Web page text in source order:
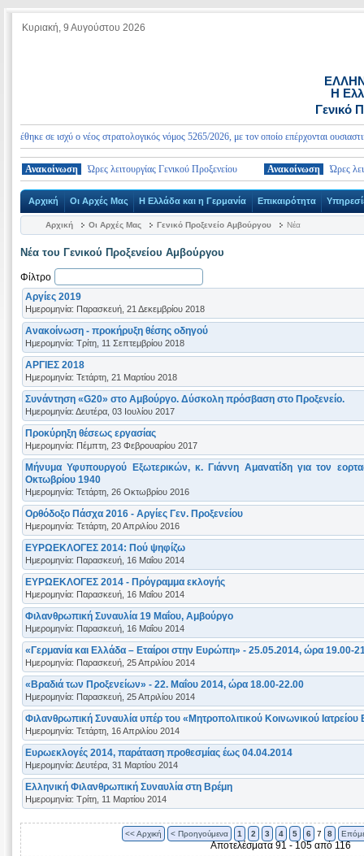
Κυριακή, 9 Αυγούστου 2026
Η
Γενικό
σε ισχύ ο νέος στρατολογικός νόμος 5265/2026, με τον οποίο επέρχονται ουσιαστικές
Ανακοίνωση Ώρες λειτουργίας Γενικού Προξενείου Ανακοίνωση Ώρες
Αρχική Οι Αρχές Μας Η Ελλάδα και η Γερμανία Επικαιρότητα
Αρχική Οι Αρχές Μας Γενικό Προξενείο Αμβούργου Νέα
Νέα του Γενικού Προξενείου Αμβούργου
Φίλτρο
Αργίες 2019
Ημερομηνία: Παρασκευή, 21 Δεκεμβρίου 2018
Aνακοίνωση - προκήρυξη θέσης οδηγού
Ημερομηνία: Τρίτη, 11 Σεπτεμβρίου 2018
ΑΡΓΙΕΣ 2018
Ημερομηνία: Τετάρτη, 21 Μαρτίου 2018
Συνάντηση «G20» στο Αμβούργο. Δύσκολη πρόσβαση στο Προξενείο.
Ημερομηνία: Δευτέρα, 03 Ιουλίου 2017
Προκύρηξη θέσεως εργασίας
Ημερομηνία: Πέμπτη, 23 Φεβρουαρίου 2017
Μήνυμα Υφυπουργού Εξωτερικών, κ. Γιάννη Αμανατίδη για τον
Οκτωβρίου 1940
Ημερομηνία: Τετάρτη, 26 Οκτωβρίου 2016
Ορθόδοξο Πάσχα 2016 - Αργίες Γεν. Προξενείου
Ημερομηνία: Τετάρτη, 20 Απριλίου 2016
ΕΥΡΩΕΚΛΟΓΕΣ 2014: Πού ψηφίζω
Ημερομηνία: Παρασκευή, 16 Μαΐου 2014
ΕΥΡΩΕΚΛΟΓΕΣ 2014 - Πρόγραμμα εκλογής
Ημερομηνία: Παρασκευή, 16 Μαΐου 2014
Φιλανθρωπική Συναυλία 19 Μαΐου, Αμβούργο
Ημερομηνία: Παρασκευή, 16 Μαΐου 2014
«Γερμανία και Ελλάδα – Εταίροι στην Ευρώπη» - 25.05.2014, ώρα 19.00-
Ημερομηνία: Παρασκευή, 25 Απριλίου 2014
«Βραδιά των Προξενείων» - 22. Μαΐου 2014, ώρα 18.00-22.00
Ημερομηνία: Παρασκευή, 25 Απριλίου 2014
Φιλανθρωπική Συναυλία υπέρ του «Μητροπολιτικού Κοινωνικού
Ημερομηνία: Τετάρτη, 16 Απριλίου 2014
Ευρωεκλογές 2014, παράταση προθεσμίας έως 04.04.2014
Ημερομηνία: Δευτέρα, 31 Μαρτίου 2014
Ελληνική Φιλανθρωπική Συναυλία στη Βρέμη
Ημερομηνία: Τρίτη, 11 Μαρτίου 2014
<< Αρχική < Προηγούμενα 1 2 3 4 5 6 7 8
Αποτελέσματα 91 - 105 από 116